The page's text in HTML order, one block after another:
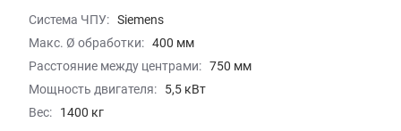
Система ЧПУ: Siemens
Макс. Ø обработки: 400 мм
Расстояние между центрами: 750 мм
Мощность двигателя:
5,5 кВт
Вес:
1400 кг